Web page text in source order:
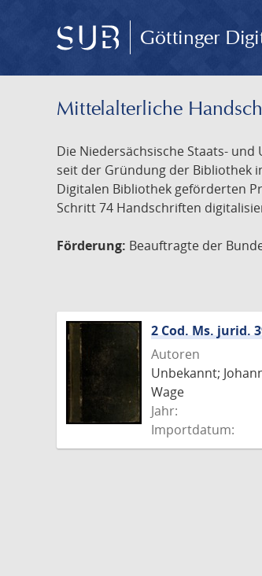
Göttinger
Mittelalterliche
Die Niedersächsische Staats-
seit der Gründung der Bibliothek
Digitalen Bibliothek geförderten
Schritt 74 Handschriften
Förderung: Beauftragte der
2 Cod. Ms. jurid.
Autoren
Unbekannt;
Wage
Jahr:
Importdatum: